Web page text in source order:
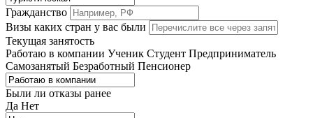
Гражданство
Визы каких стран у вас были
Текущая занятость
Работаю в компании Ученик Студент Предприниматель
Самозанятый Безработный Пенсионер
Были ли отказы ранее
Да Нет